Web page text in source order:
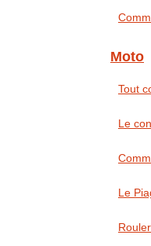
Moto
Tout
Le
Le